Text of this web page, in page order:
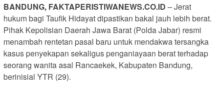
BANDUNG, FAKTAPERISTIWANEWS.CO.ID – Jerat
hukum bagi Taufik Hidayat dipastikan bakal jauh lebih berat.
Pihak Kepolisian Daerah Jawa Barat (Polda Jabar) resmi
menambah rentetan pasal baru untuk mendakwa tersangka
kasus penyekapan sekaligus penganiayaan berat terhadap
seorang wanita asal Rancaekek, Kabupaten Bandung,
berinisial YTR (29).